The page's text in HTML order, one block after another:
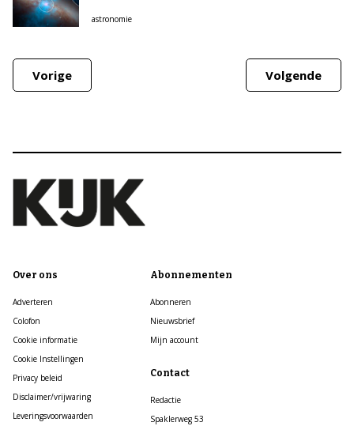
astronomie
Vorige Volgende
Over ons
Adverteren
Colofon
Cookie informatie
Cookie Instellingen
Privacy beleid
Disclaimer/vrijwaring
Leveringsvoorwaarden
Abonnementen
Abonneren
Nieuwsbrief
Mijn account
Contact
Redactie
Spaklerweg 53